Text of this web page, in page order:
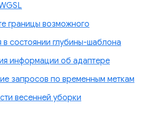
границы возможного
в состоянии глубины-шаблона
информации об адаптере
запросов по временным меткам
весенней уборки